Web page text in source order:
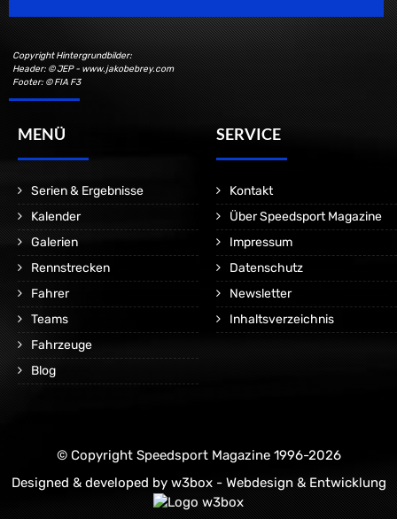
Copyright Hintergrundbilder:
Header: © JEP - www.jakobebrey.com
Footer: © FIA F3
MENÜ
Serien & Ergebnisse
Kalender
Galerien
Rennstrecken
Fahrer
Teams
Fahrzeuge
Blog
SERVICE
Kontakt
Über Speedsport Magazine
Impressum
Datenschutz
Newsletter
Inhaltsverzeichnis
© Copyright Speedsport Magazine 1996-2026
Designed & developed by w3box - Webdesign & Entwicklung